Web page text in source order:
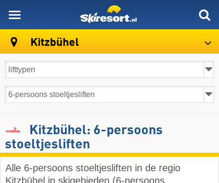
Kitzbühel
Kitzbühel: 6-persoons
stoeltjesliften
Alle 6-persoons stoeltjesliften in de regio
Kitzbühel in skigebieden (6-persoons